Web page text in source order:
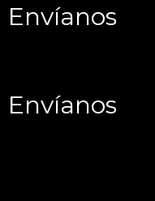
Envíanos
Envíanos